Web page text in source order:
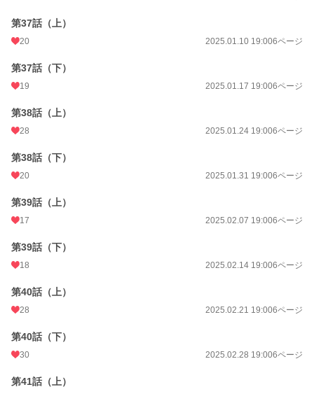
第37話（上）
20 2025.01.10 19:006ページ
第37話（下）
19 2025.01.17 19:006ページ
第38話（上）
28 2025.01.24 19:006ページ
第38話（下）
20 2025.01.31 19:006ページ
第39話（上）
17 2025.02.07 19:006ページ
第39話（下）
18 2025.02.14 19:006ページ
第40話（上）
28 2025.02.21 19:006ページ
第40話（下）
30 2025.02.28 19:006ページ
第41話（上）